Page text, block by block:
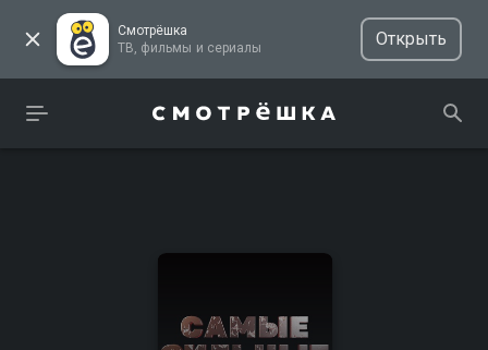
Смотрёшка
ТВ, фильмы и сериалы
Открыть